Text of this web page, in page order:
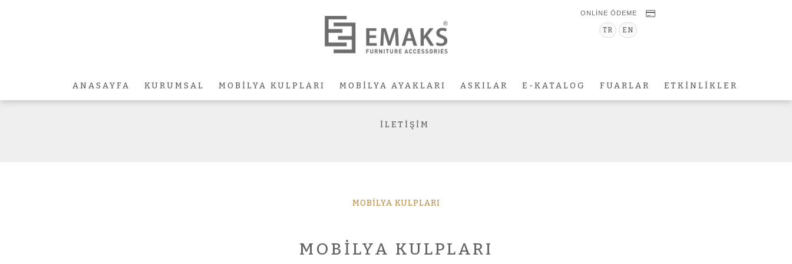
ONLİNE ÖDEME
TR EN
ANASAYFA KURUMSAL MOBİLYA KULPLARI MOBİLYA AYAKLARI ASKILAR E-KATALOG FUARLAR ETKİNLİKLER
İLETİŞİM
MOBİLYA KULPLARI
MOBİLYA KULPLARI